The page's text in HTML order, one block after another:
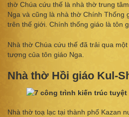
thờ Chúa cứu thế là nhà thờ trung
Nga và cũng là nhà thờ Chính Thống
trên thế giới. Chính thống giáo là tôn
Nhà thờ Chúa cứu thế đã trải qua
tượng của tôn giáo Nga.
Nhà thờ Hồi giáo Kul-
Nhà thờ toạ lạc tại thành phố Kazan